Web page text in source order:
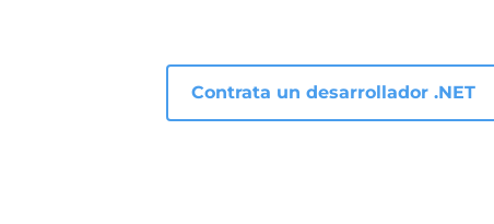
Contrata un desarrollador .NET